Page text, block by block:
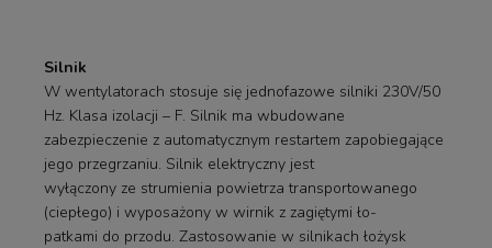
Silnik
W wentylatorach stosuje się jednofazowe silniki 230V/50
Hz. Klasa izolacji – F. Silnik ma wbudowane
zabezpieczenie z automatycznym restartem zapobiegające
jego przegrzaniu. Silnik elektryczny jest
wyłączony ze strumienia powietrza transportowanego
(ciepłego) i wyposażony w wirnik z zagiętymi ło-
patkami do przodu. Zastosowanie w silnikach łożysk